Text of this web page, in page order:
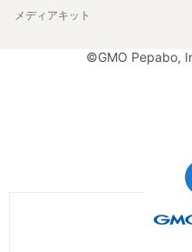
メディアキット
©GMO Pepabo,